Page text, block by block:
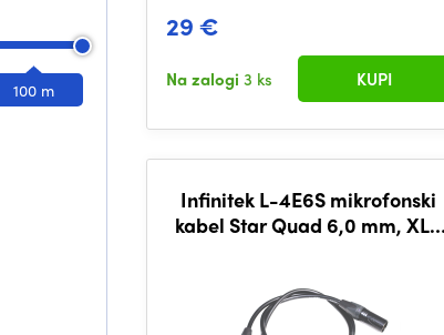
100 m
29 €
Na zalogi 3 ks KUPI
Infinitek L-4E6S mikrofonski
kabel Star Quad 6,0 mm, XLR